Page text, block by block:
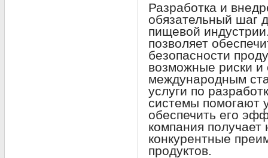
Разработка и
обязательный шаг
пищевой
позволяет
безопасности
возможные риски и
международным
услуги по
системы помогают
обеспечить его
компания
конкурентные
продуктов.